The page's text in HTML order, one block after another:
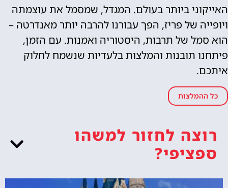
האייקוני ביותר בעולם. המגדל, שמסמל את עוצמתה
ויופייה של פריז, הפך עבורנו להרבה יותר מאנדרטה –
הוא סמל של תרבות, היסטוריה ואמנות. עם הזמן,
פיתחנו תובנות והמלצות בלעדיות שנשמח לחלוק
איתכם.
כל ההמלצות
רוצה לחזור למשהו
ספציפי?